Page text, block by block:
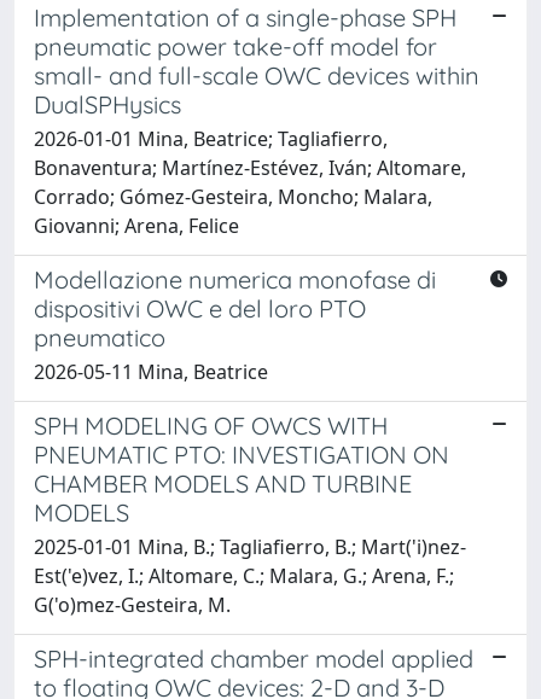
Implementation of a single-phase SPH
pneumatic power take-off model for
small- and full-scale OWC devices within
DualSPHysics
2026-01-01 Mina, Beatrice; Tagliafierro,
Bonaventura; Martínez-Estévez, Iván; Altomare,
Corrado; Gómez-Gesteira, Moncho; Malara,
Giovanni; Arena, Felice
Modellazione numerica monofase di
dispositivi OWC e del loro PTO
pneumatico
2026-05-11 Mina, Beatrice
SPH MODELING OF OWCS WITH
PNEUMATIC PTO: INVESTIGATION ON
CHAMBER MODELS AND TURBINE
MODELS
2025-01-01 Mina, B.; Tagliafierro, B.; Mart('i)nez-
Est('e)vez, I.; Altomare, C.; Malara, G.; Arena, F.;
G('o)mez-Gesteira, M.
SPH-integrated chamber model applied
to floating OWC devices: 2-D and 3-D